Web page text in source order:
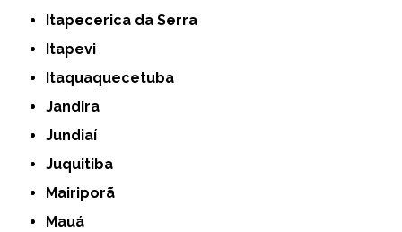
Itapecerica da Serra
Itapevi
Itaquaquecetuba
Jandira
Jundiaí
Juquitiba
Mairiporã
Mauá